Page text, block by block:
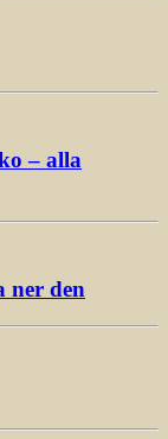
– alla
ner den